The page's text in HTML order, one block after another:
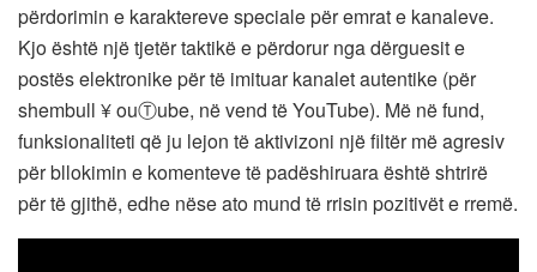
përdorimin e karaktereve speciale për emrat e kanaleve.
Kjo është një tjetër taktikë e përdorur nga dërguesit e
postës elektronike për të imituar kanalet autentike (për
shembull ¥ ouⓉube, në vend të YouTube). Më në fund,
funksionaliteti që ju lejon të aktivizoni një filtër më agresiv
për bllokimin e komenteve të padëshiruara është shtrirë
për të gjithë, edhe nëse ato mund të rrisin pozitivët e rremë.